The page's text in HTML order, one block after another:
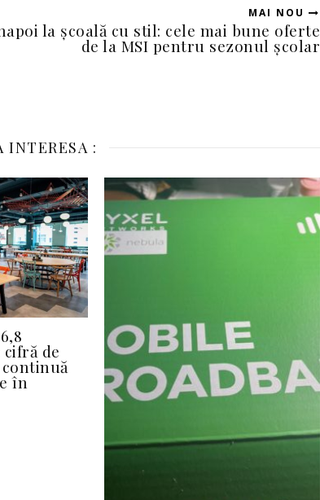
MAI NOU
la școală cu stil: cele mai bune oferte
de la MSI pentru sezonul școlar
INTERESA :
de
în